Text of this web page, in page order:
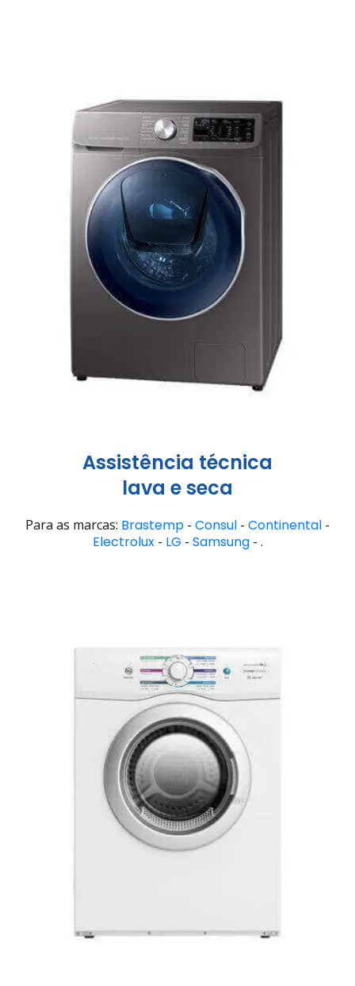
Assistência técnica
lava e seca
Para as marcas: Brastemp - Consul - Continental -
Electrolux- LG - Samsung- .